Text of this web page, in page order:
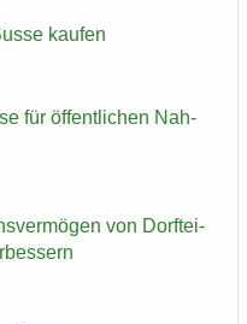
kau­fen
für öf­fent­li­chen Nah­
von Dorf­tei­